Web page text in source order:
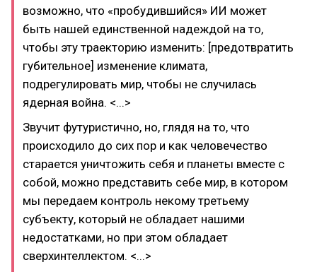
возможно, что «пробудившийся» ИИ может
быть нашей единственной надеждой на то,
чтобы эту траекторию изменить: [предотвратить
губительное] изменение климата,
подрегулировать мир, чтобы не случилась
ядерная война. <...>
Звучит футуристично, но, глядя на то, что
происходило до сих пор и как человечество
старается уничтожить себя и планеты вместе с
собой, можно представить себе мир, в котором
мы передаем контроль некому третьему
субъекту, который не обладает нашими
недостатками, но при этом обладает
сверхинтеллектом. <...>